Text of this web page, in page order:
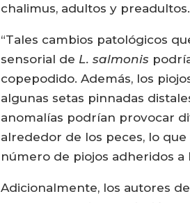
chalimus, adultos y preadultos.
“Tales cambios patológicos
sensorial de L. salmonis
copepodido. Además, los
algunas setas pinnadas
anomalías podrían provocar
alrededor de los peces, lo
número de piojos adheridos a
Adicionalmente, los autores